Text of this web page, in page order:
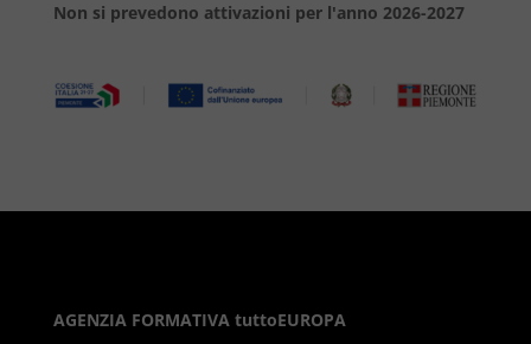
Non si prevedono attivazioni per l'anno 2026-2027
AGENZIA FORMATIVA tuttoEUROPA